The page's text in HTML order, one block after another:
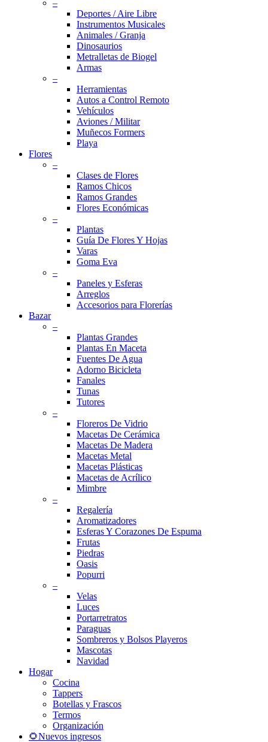
–
Deportes / Aire Libre
Instrumentos Musicales
Animales / Granja
Dinosaurios
Metralletas de Biogel
Armas
–
Herramientas
Autos a Control Remoto
Vehículos
Aviones / Militar
Muñecos Formers
Playa
Flores
–
Clases de Flores
Ramos Chicos
Ramos Grandes
Flores Económicas
–
Plantas
Guía De Flores Y Hojas
Varas
Goma Eva
–
Paneles y Esferas
Arreglos
Accesorios para Florerías
Bazar
–
Plantas Grandes
Plantas En Maceta
Fuentes De Agua
Adorno Bicicleta
Fanales
Tunas
Tutores
–
Floreros De Vidrio
Macetas De Cerámica
Macetas De Madera
Macetas Metal
Macetas Plásticas
Macetas de Acrílico
Mimbre
–
Regalería
Aromatizadores
Esferas Y Corazones De Espuma
Frutas
Piedras
Oasis
Popurri
–
Velas
Luces
Portarretratos
Paraguas
Sombreros y Bolsos Playeros
Mascotas
Navidad
Hogar
Cocina
Tappers
Botellas y Frascos
Termos
Organización
🌻Nuevos ingresos